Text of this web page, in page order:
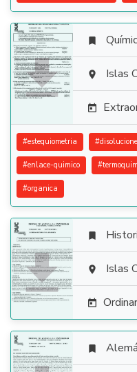


 Islas

#estequiometria #
#enlace-quimico #
#organica


 Islas

